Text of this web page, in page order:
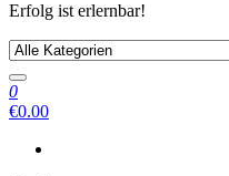
Erfolg ist erlernbar!
0
€0.00